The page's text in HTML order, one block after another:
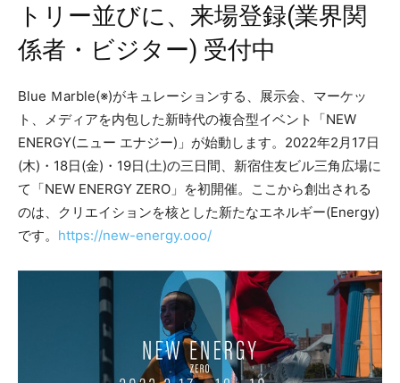
トリー並びに、来場登録(業界関
係者・ビジター) 受付中
Blue Ｍarble(※)がキュレーションする、展示会、マーケッ
ト、メディアを内包した新時代の複合型イベント「NEW
ENERGY(ニュー エナジー)」が始動します。2022年2月17日
(木)・18日(金)・19日(土)の三日間、新宿住友ビル三角広場に
て「NEW ENERGY ZERO」を初開催。ここから創出される
のは、クリエイションを核とした新たなエネルギー(Energy)
です。 https://new-energy.ooo/